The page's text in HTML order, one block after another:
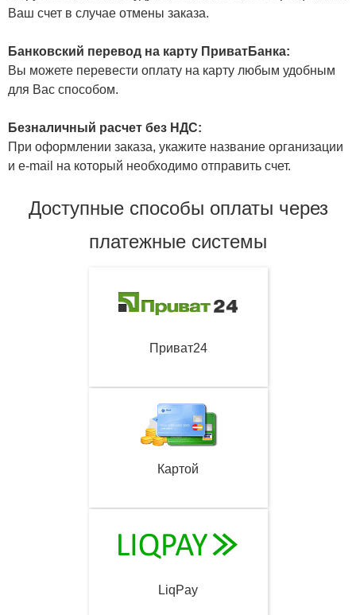
Ваш счет в случае отмены заказа.
Банковский перевод на карту ПриватБанка:
Вы можете перевести оплату на карту любым удобным
для Вас способом.
Безналичный расчет без НДС:
При оформлении заказа, укажите название организации
и e-mail на который необходимо отправить счет.
Доступные способы оплаты через
платежные системы
Приват24
Картой
LiqPay